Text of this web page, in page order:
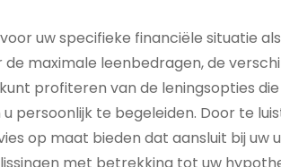
uw specifieke financiële situatie
maximale leenbedragen, de
profiteren van de leningsopties
persoonlijk te begeleiden. Door te
op maat bieden dat aansluit bij uw